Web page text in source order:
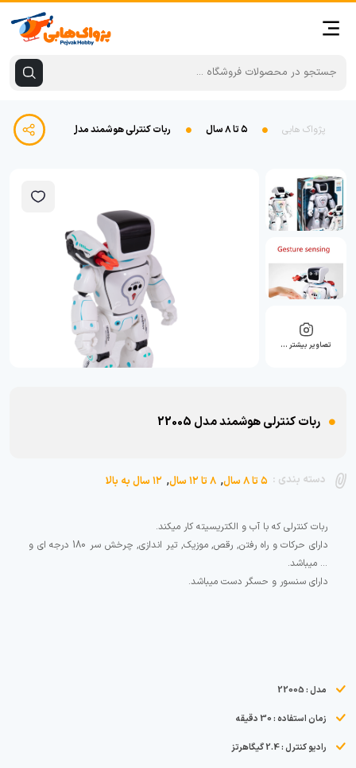
پژواک هابی ۵ تا ۸ سال ربات کنترلی هوشمند مدل 22005
تصاویر بیشتر …
ربات کنترلی هوشمند مدل 22005
دسته بندی : ۵ تا ۸ سال , ۸ تا ۱۲ سال , ۱۲ سال به بالا
دارای حرکات و راه رفتن, رقص, موزیک, تیر اندازی, چرخش سر 180 درجه ای و
دارای سنسور و حسگر دست میباشد.
مدل : 22005
زمان استفاده : 30 دقیقه
رادیو کنترل : 2.4 گیگاهرتز